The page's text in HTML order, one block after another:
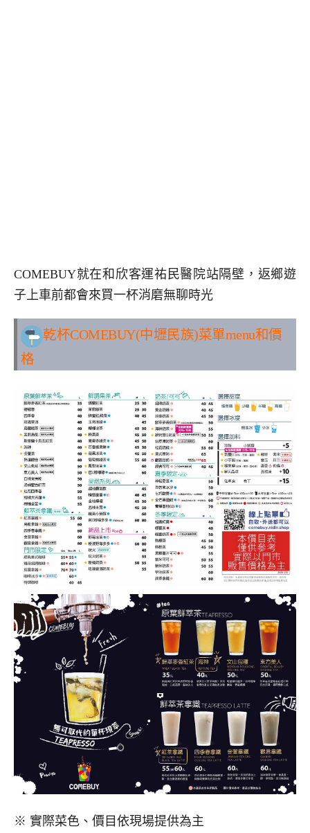
COMEBUY就在和欣客運祐民醫院站隔壁，返鄉遊
子上車前都會來買一杯消磨無聊時光
乾杯COMEBUY(中壢民族)菜單menu和價
格
※ 實際菜色、價目依現場提供為主